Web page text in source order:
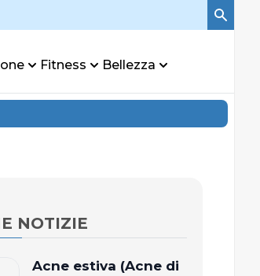
Fitness Bellezza
NOTIZIE
Acne estiva (Acne di